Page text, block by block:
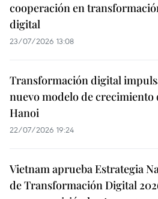
cooperación en
digital
23/07/2026 13:08
Transformación digital
nuevo modelo de crecimiento
Hanoi
22/07/2026 19:24
Vietnam aprueba Estrategia
de Transformación Digital